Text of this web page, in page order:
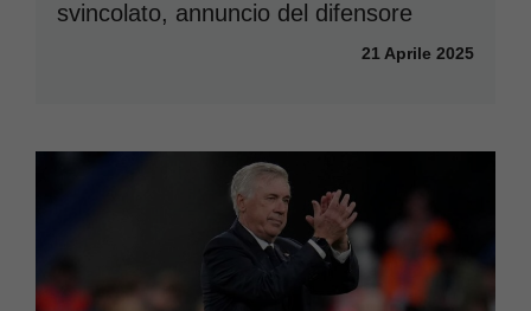
svincolato, annuncio del difensore
21 Aprile 2025